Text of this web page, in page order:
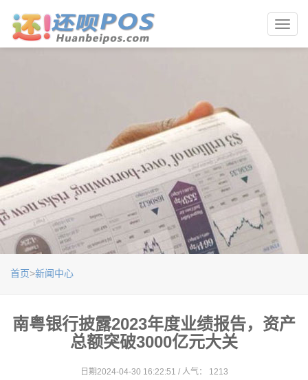
首页>新闻中心
南粤银行披露2023年度业绩报告，资产
总额突破3000亿元大关
日期2024-04-30 16:22:51 / 人气： 1213